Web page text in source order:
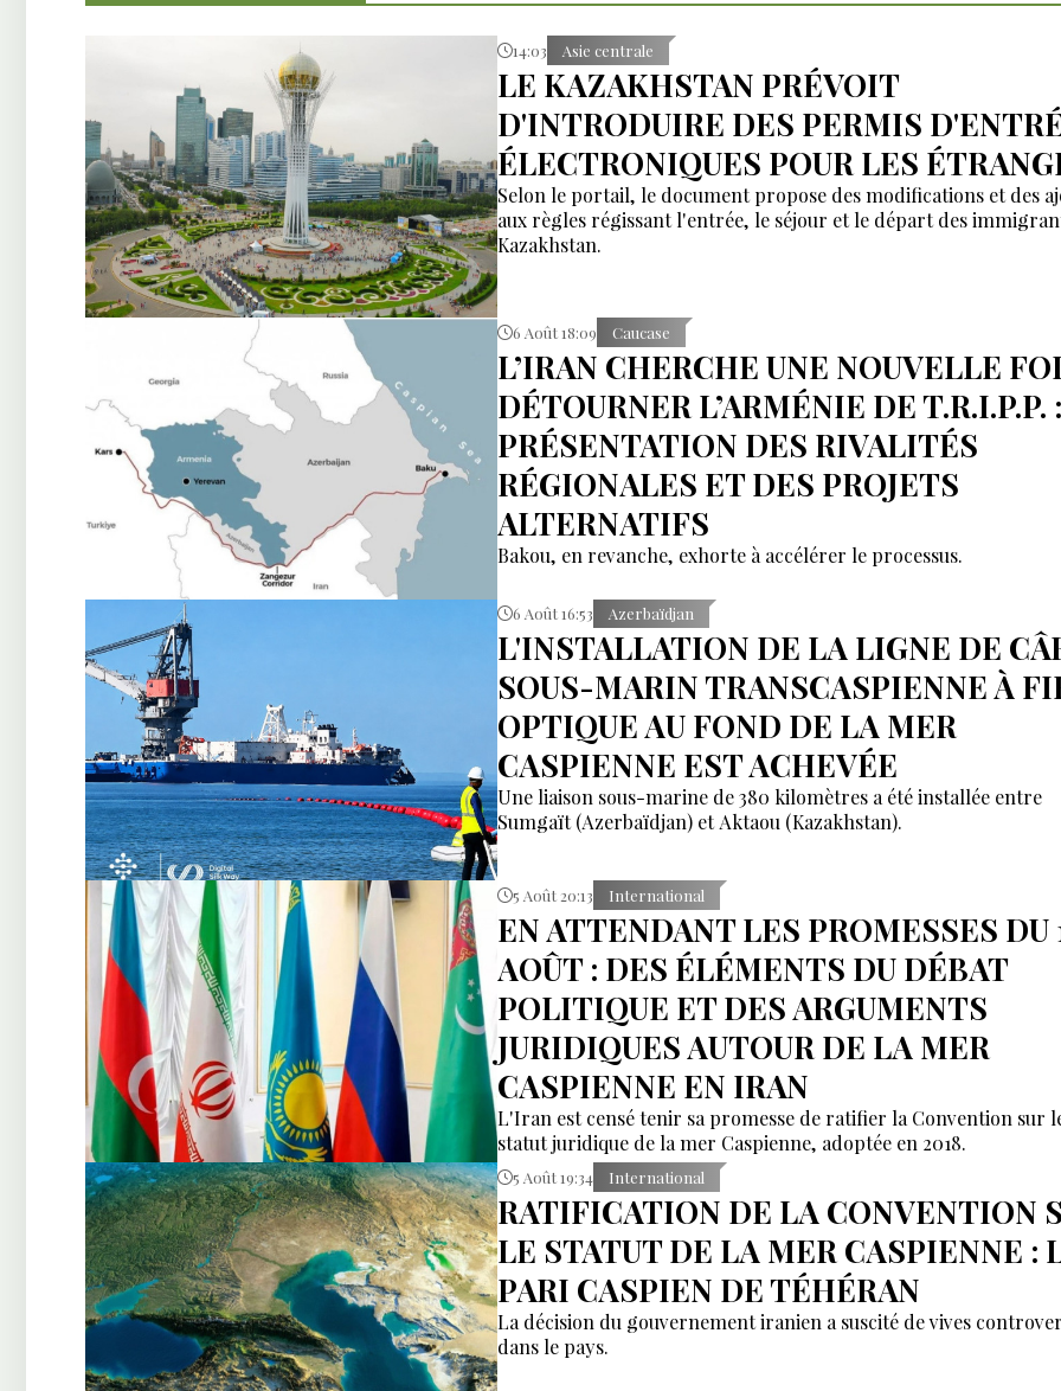
14:03 Asie centrale
LE KAZAKHSTAN PRÉVOIT
D'INTRODUIRE DES PERMIS
ÉLECTRONIQUES POUR LES
Selon le portail, le document propose des modifications et des
aux règles régissant l'entrée, le séjour et le départ des
Kazakhstan.
6 Août 18:09 Caucase
L’IRAN CHERCHE UNE NOUVELLE
DÉTOURNER L’ARMÉNIE DE T.R.I.P.P. :
PRÉSENTATION DES RIVALITÉS
RÉGIONALES ET DES PROJETS
ALTERNATIFS
Bakou, en revanche, exhorte à accélérer le processus.
6 Août 16:53 Azerbaïdjan
L'INSTALLATION DE LA LIGNE DE
SOUS-MARIN TRANSCASPIENNE À
OPTIQUE AU FOND DE LA MER
CASPIENNE EST ACHEVÉE
Une liaison sous-marine de 380 kilomètres a été installée entre
Sumgaït (Azerbaïdjan) et Aktaou (Kazakhstan).
5 Août 20:13 International
EN ATTENDANT LES PROMESSES DU
AOÛT : DES ÉLÉMENTS DU DÉBAT
POLITIQUE ET DES ARGUMENTS
JURIDIQUES AUTOUR DE LA MER
CASPIENNE EN IRAN
L'Iran est censé tenir sa promesse de ratifier la Convention sur
statut juridique de la mer Caspienne, adoptée en 2018.
5 Août 19:34 International
RATIFICATION DE LA CONVENTION
LE STATUT DE LA MER CASPIENNE :
PARI CASPIEN DE TÉHÉRAN
La décision du gouvernement iranien a suscité de vives
dans le pays.